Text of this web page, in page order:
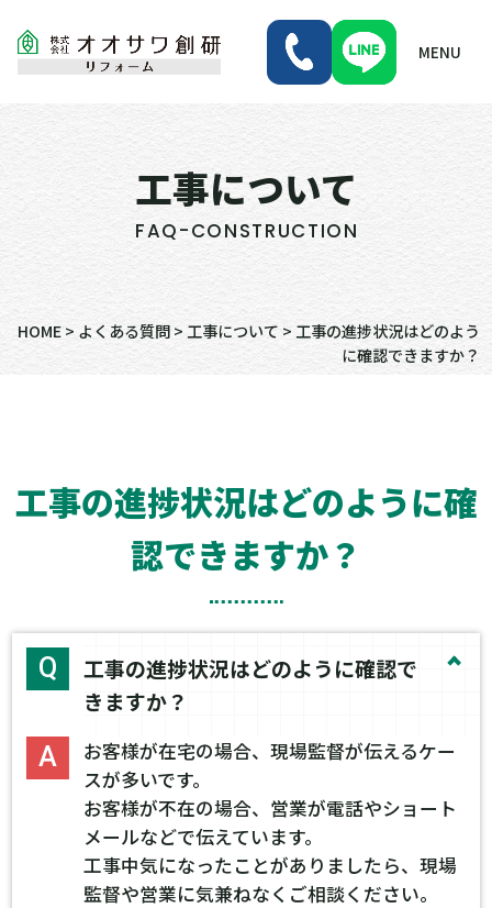
MENU
工事について
FAQ-CONSTRUCTION
HOME> よくある質問> 工事について > 工事の進捗状況はどのよう
に確認できますか？
工事の進捗状況はどのように確
認できますか？
工事の進捗状況はどのように確認で
きますか？
お客様が在宅の場合、現場監督が伝えるケー
スが多いです。
お客様が不在の場合、営業が電話やショート
メールなどで伝えています。
工事中気になったことがありましたら、現場
監督や営業に気兼ねなくご相談ください。